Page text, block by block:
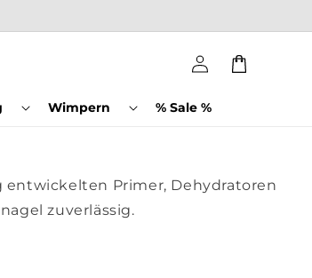
Wimpern % Sale %
Einloggen
Warenkorb
Primer, Dehydratoren
zuverlässig.